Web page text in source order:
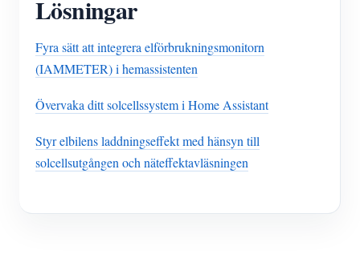
Lösningar
Fyra sätt att integrera elförbrukningsmonitorn
(IAMMETER) i hemassistenten
Övervaka ditt solcellssystem i Home Assistant
Styr elbilens laddningseffekt med hänsyn till
solcellsutgången och näteffektavläsningen